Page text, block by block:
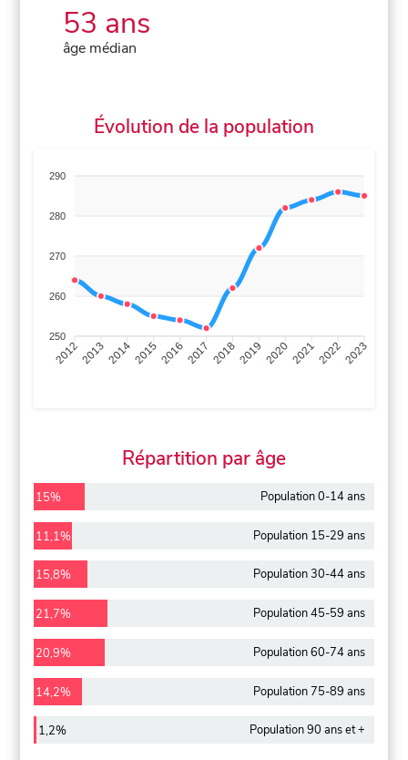
53 ans
âge médian
Évolution de la population
290
280
270
260
250
201220132014201520162017 20182019 2020202120222023
Répartition par âge
15% Population 0-14 ans
11,1% Population 15-29 ans
15,8% Population 30-44 ans
21,7% Population 45-59 ans
20,9% Population 60-74 ans
14,2% Population 75-89 ans
1,2% Population 90 ans et +